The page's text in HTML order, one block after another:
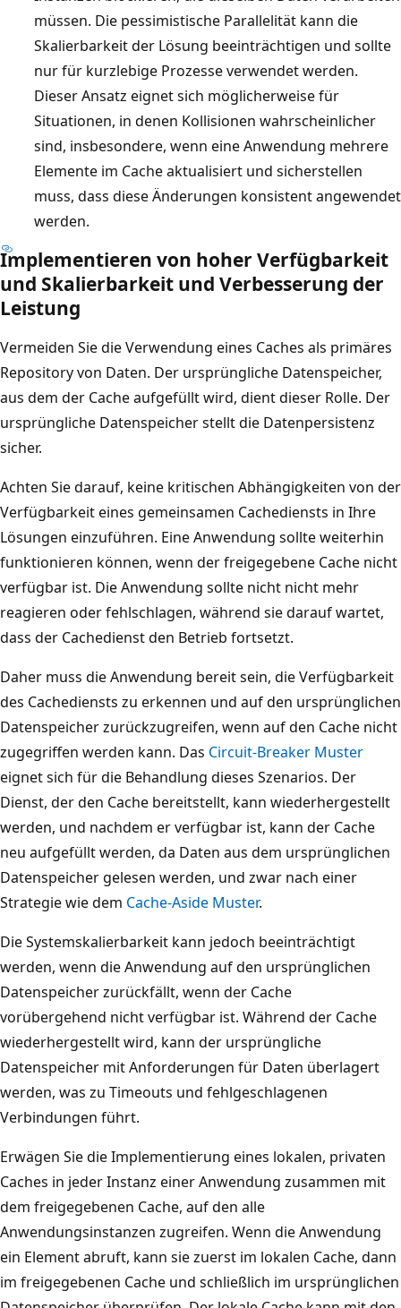
A
b
e
f
i
s
i
c
h
e
i
n
a
h
n
r
a
d
s
y
m
b
o
l
,
d
a
s
d
e
A
n
w
e
n
d
r
s
t
l
l
t
.
G
a
n
z
l
k
b
e
f
i
n
d
e
t
s
i
r
a
d
s
y
m
müssen. Die pessimistische Parallelität kann die
Skalierbarkeit der Lösung beeinträchtigen und sollte
nur für kurzlebige Prozesse verwendet werden.
Dieser Ansatz eignet sich möglicherweise für
Situationen, in denen Kollisionen wahrscheinlicher
sind, insbesondere, wenn eine Anwendung mehrere
Elemente im Cache aktualisiert und sicherstellen
muss, dass diese Änderungen konsistent angewendet
werden.
Implementieren von hoher Verfügbarkeit
und Skalierbarkeit und Verbesserung der
Leistung
Vermeiden Sie die Verwendung eines Caches als primäres
Repository von Daten. Der ursprüngliche Datenspeicher,
aus dem der Cache aufgefüllt wird, dient dieser Rolle. Der
ursprüngliche Datenspeicher stellt die Datenpersistenz
sicher.
Achten Sie darauf, keine kritischen Abhängigkeiten von der
Verfügbarkeit eines gemeinsamen Cachediensts in Ihre
Lösungen einzuführen. Eine Anwendung sollte weiterhin
funktionieren können, wenn der freigegebene Cache nicht
verfügbar ist. Die Anwendung sollte nicht nicht mehr
reagieren oder fehlschlagen, während sie darauf wartet,
dass der Cachedienst den Betrieb fortsetzt.
Daher muss die Anwendung bereit sein, die Verfügbarkeit
des Cachediensts zu erkennen und auf den ursprünglichen
Datenspeicher zurückzugreifen, wenn auf den Cache nicht
zugegriffen werden kann. Das Circuit-Breaker Muster
eignet sich für die Behandlung dieses Szenarios. Der
Dienst, der den Cache bereitstellt, kann wiederhergestellt
werden, und nachdem er verfügbar ist, kann der Cache
neu aufgefüllt werden, da Daten aus dem ursprünglichen
Datenspeicher gelesen werden, und zwar nach einer
Strategie wie dem Cache-Aside Muster.
Die Systemskalierbarkeit kann jedoch beeinträchtigt
werden, wenn die Anwendung auf den ursprünglichen
Datenspeicher zurückfällt, wenn der Cache
vorübergehend nicht verfügbar ist. Während der Cache
wiederhergestellt wird, kann der ursprüngliche
Datenspeicher mit Anforderungen für Daten überlagert
werden, was zu Timeouts und fehlgeschlagenen
Verbindungen führt.
Erwägen Sie die Implementierung eines lokalen, privaten
Caches in jeder Instanz einer Anwendung zusammen mit
dem freigegebenen Cache, auf den alle
Anwendungsinstanzen zugreifen. Wenn die Anwendung
ein Element abruft, kann sie zuerst im lokalen Cache, dann
im freigegebenen Cache und schließlich im ursprünglichen